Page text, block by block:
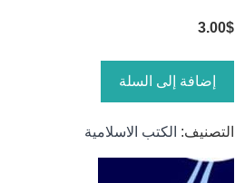
3.00$
إضافة إلى السلة
التصنيف: الكتب الاسلامية